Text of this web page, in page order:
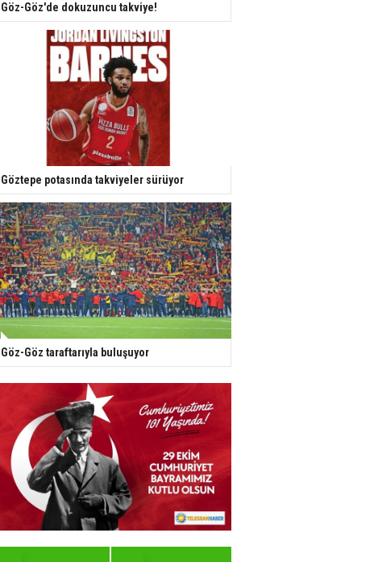
Göz-Göz'de dokuzuncu takviye!
Göztepe potasında takviyeler sürüyor
Göz-Göz taraftarıyla buluşuyor